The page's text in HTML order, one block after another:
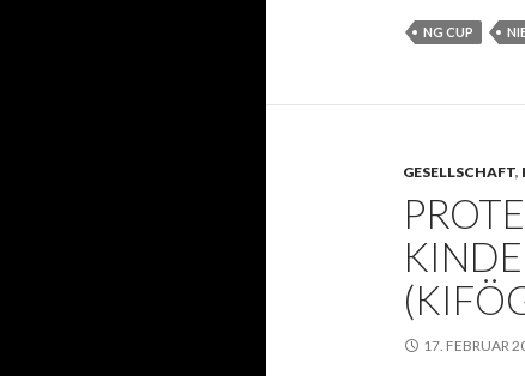
NG CUP
GESELLSCHAFT,
17. FEBRUAR